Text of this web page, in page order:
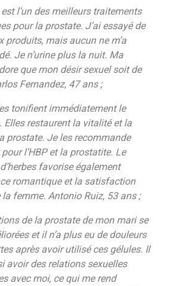
l’un des meilleurs traitements
pour la prostate. J’ai essayé de
produits, mais aucun ne m’a
Je n’urine plus la nuit. Ma
que mon désir sexuel soit de
Fernandez, 47 ans ;
tonifient immédiatement le
Elles restaurent la vitalité et la
prostate. Je les recommande
l’HBP et la prostatite. Le
favorise également
romantique et la satisfaction
femme. Antonio Ruiz, 53 ans ;
de la prostate de mon mari se
et il n’a plus eu de douleurs
après avoir utilisé ces gélules. Il
avoir des relations sexuelles
avec moi, ce qui me rend